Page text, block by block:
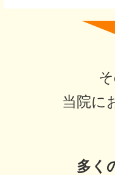
当院に
多く